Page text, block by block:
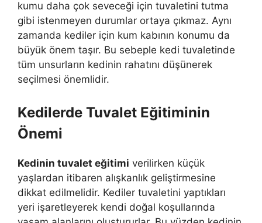
kumu daha çok seveceği için tuvaletini tutma
gibi istenmeyen durumlar ortaya çıkmaz. Aynı
zamanda kediler için kum kabının konumu da
büyük önem taşır. Bu sebeple kedi tuvaletinde
tüm unsurların kedinin rahatını düşünerek
seçilmesi önemlidir.
Kedilerde Tuvalet Eğitiminin
Önemi
Kedinin tuvalet eğitimi verilirken küçük
yaşlardan itibaren alışkanlık geliştirmesine
dikkat edilmelidir. Kediler tuvaletini yaptıkları
yeri işaretleyerek kendi doğal koşullarında